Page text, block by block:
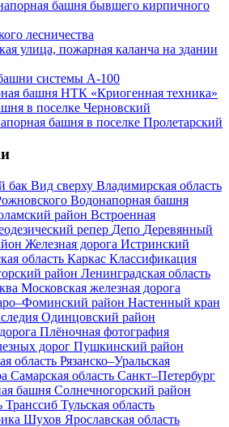
башня бывшего кирпичного
лесничества
улица, пожарная каланча на здании
системы А-100
башня НТК «Криогенная техника»
в поселке Черновский
башня в поселке Пролетарский
бак Вид сверху Владимирская область
Водонапорная башня
район Встроенная
репер Депо Деревянный
Железная дорога Истринский
область Каркас Классификация
район Ленинградская область
Московская железная дорога
район Настенный кран
Одинцовский район
Плёночная фотография
дорог Пушкинский район
область Рязанско–Уральская
Самарская область Санкт–Петербург
башня Солнечногорский район
Транссиб Тульская область
Шухов Ярославская область